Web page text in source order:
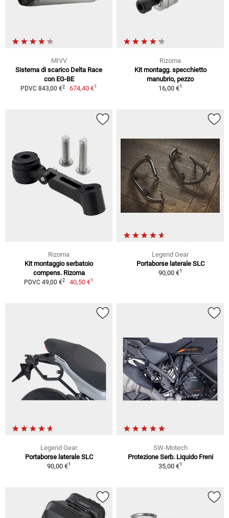
MIVV
Sistema di scarico Delta Race
con EG-BE
PDVC 843,00 €2 674,40 €1
Rizoma
Kit montagg. specchietto
manubrio, pezzo
16,00 €1
Rizoma
Kit montaggio serbatoio
compens. Rizoma
PDVC 49,00 €2 40,50 €1
Legend Gear
Portaborse laterale SLC
90,00 €1
Legend Gear
Portaborse laterale SLC
90,00 €1
SW-Motech
Protezione Serb. Liquido Freni
35,00 €1